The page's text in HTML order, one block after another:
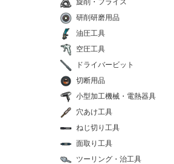
旋削・フライス
研削研磨用品
油圧工具
空圧工具
ドライバービット
切断用品
小型加工機械・電熱器具
穴あけ工具
ねじ切り工具
面取り工具
ツーリング・治工具